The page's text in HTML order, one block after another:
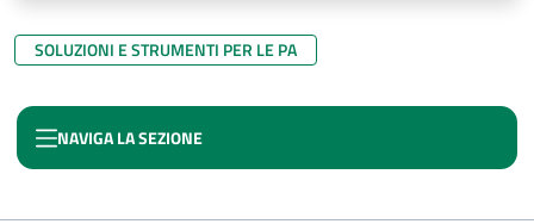
SOLUZIONI E STRUMENTI PER LE PA
NAVIGA LA SEZIONE